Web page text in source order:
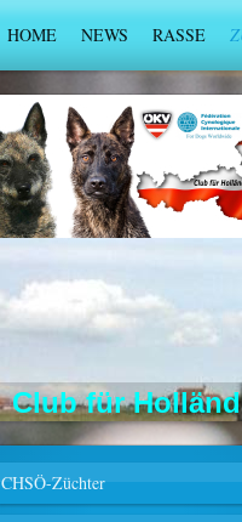
HOME NEWS RASSE
Club für
CHSÖ-Züchter